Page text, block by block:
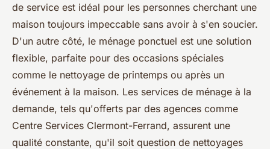
de service est idéal pour les personnes cherchant une
maison toujours impeccable sans avoir à s'en soucier.
D'un autre côté, le ménage ponctuel est une solution
flexible, parfaite pour des occasions spéciales
comme le nettoyage de printemps ou après un
événement à la maison. Les services de ménage à la
demande, tels qu'offerts par des agences comme
Centre Services Clermont-Ferrand, assurent une
qualité constante, qu'il soit question de nettoyages